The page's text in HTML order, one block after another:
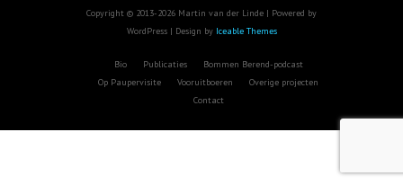
Copyright © 2013-2026 Martin van der Linde | Powered by
WordPress | Design by Iceable Themes
Bio Publicaties
Bommen Berend-podcast
Op Paupervisite
Vooruitboeren
Overige projecten
Contact